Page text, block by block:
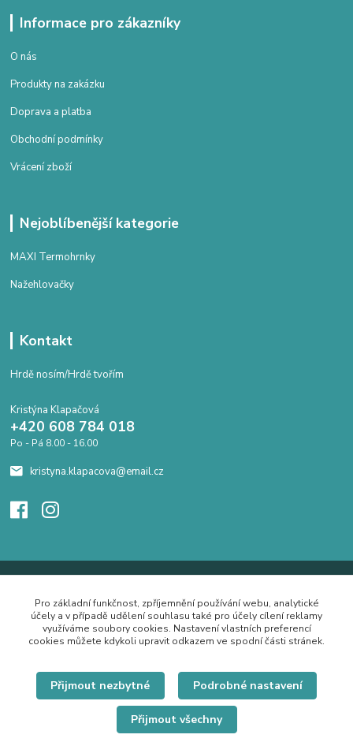
Informace pro zákazníky
O nás
Produkty na zakázku
Doprava a platba
Obchodní podmínky
Vrácení zboží
Nejoblíbenější kategorie
MAXI Termohrnky
Nažehlovačky
Kontakt
Hrdě nosím/Hrdě tvořím
Kristýna Klapačová
+420 608 784 018
Po - Pá 8.00 - 16.00
kristyna.klapacova@email.cz
Pro základní funkčnost, zpříjemnění používání webu, analytické
účely a v případě udělení souhlasu také pro účely cílení reklamy
využíváme soubory cookies. Nastavení vlastních preferencí
cookies můžete kdykoli upravit odkazem ve spodní části stránek.
Přijmout nezbytné Podrobné nastavení
Přijmout všechny